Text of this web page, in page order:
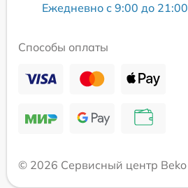
Ежедневно с 9:00 до 21:00
Способы оплаты
© 2026 Сервисный центр Beko